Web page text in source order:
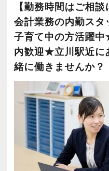
犬がいることなども含
所のような固さはない
くない」と言われるこ
すぐに活躍できる環境
十分な経験をお持ちの
をお任せしたいと思っ
スキルと経験、お任せ
がら担当先を割り振り
ップアップを目指せます
【求める人物像】
■ライフステージに合
フルタイムでキャリア
も、ご家庭の事情など
てしまう方も勤務日数
いまのご自身に可能な
がるやりがいのある仕
いです。
働いていく中で、パー
員から正社員といった
いくことも可能です。
【勤務時間はご相
会計業務の内勤ス
子育て中の方活躍
内歓迎★立川駅近に
緒に働きませんか？